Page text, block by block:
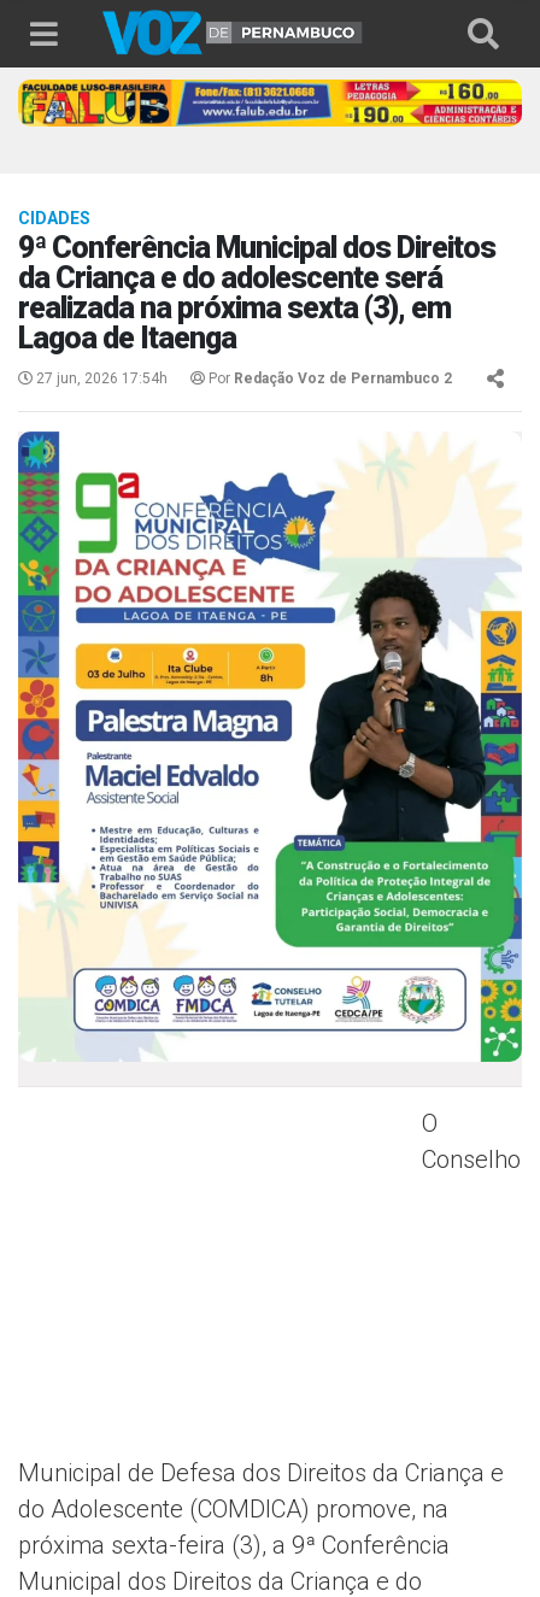
CIDADES
9ª Conferência Municipal dos Direitos
da Criança e do adolescente será
realizada na próxima sexta (3), em
Lagoa de Itaenga
27 jun, 2026 17:54h Por Redação Voz de Pernambuco 2
O
Conselho
Municipal de Defesa dos Direitos da Criança e
do Adolescente (COMDICA) promove, na
próxima sexta-feira (3), a 9ª Conferência
Municipal dos Direitos da Criança e do